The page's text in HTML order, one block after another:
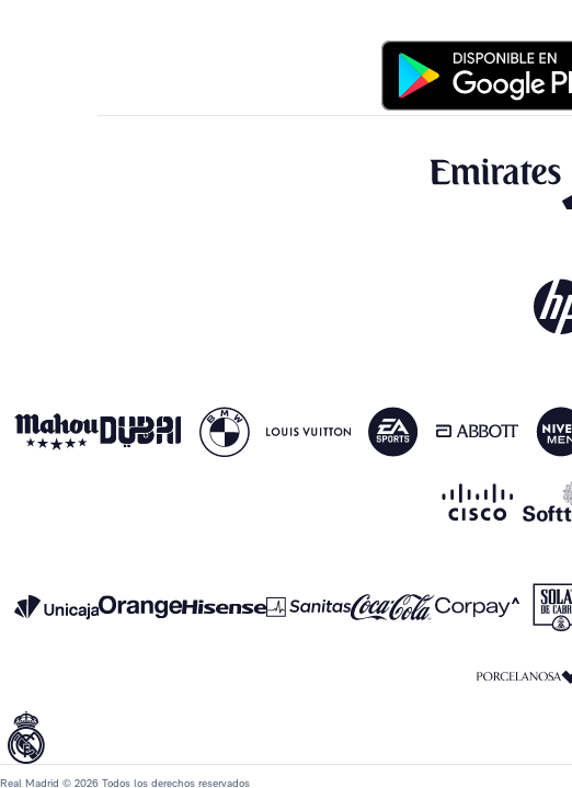
Real Madrid © 2026 Todos los derechos reservados